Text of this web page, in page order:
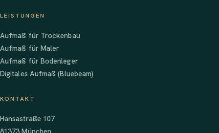
LEISTUNGEN
Aufmaß für Trockenbau
Aufmaß für Maler
Aufmaß für Bodenleger
Digitales Aufmaß (Bluebeam)
KONTAKT
Hansastraße 107
81373 München